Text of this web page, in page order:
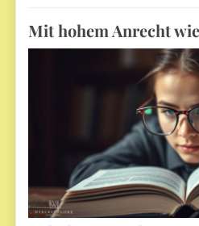
Mit hohem Anrecht